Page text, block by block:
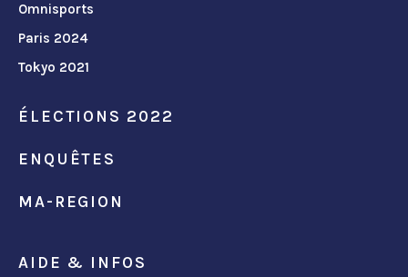
Omnisports
Paris 2024
Tokyo 2021
ÉLECTIONS 2022
ENQUÊTES
MA-REGION
AIDE & INFOS